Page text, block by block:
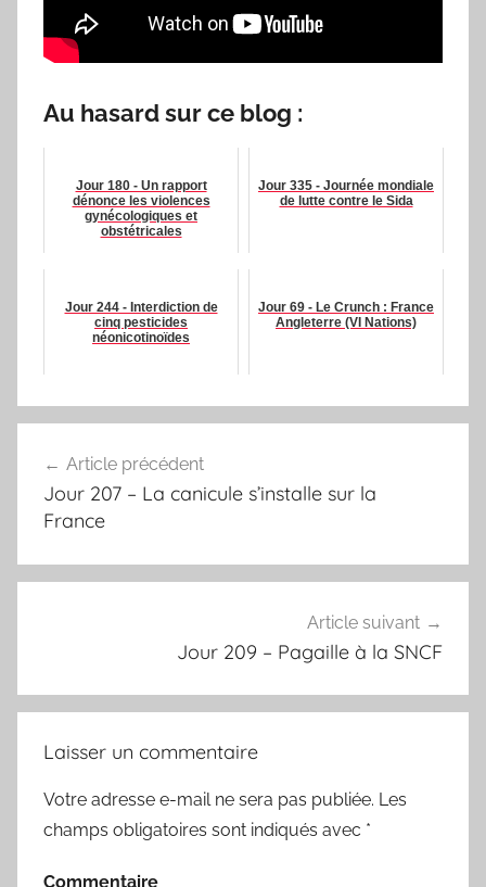
Au hasard sur ce blog :
Jour 180 - Un rapport
dénonce les violences
gynécologiques et
obstétricales
Jour 335 - Journée mondiale
de lutte contre le Sida
Jour 244 - Interdiction de
cinq pesticides
néonicotinoïdes
Jour 69 - Le Crunch : France
Angleterre (VI Nations)
de
l’article
Article précédent
Jour 207 – La canicule s’installe sur la
France
Article suivant
Jour 209 – Pagaille à la SNCF
Laisser un commentaire
Votre adresse e-mail ne sera pas publiée. Les
champs obligatoires sont indiqués avec *
Commentaire